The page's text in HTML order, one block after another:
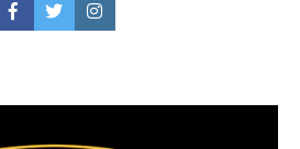
FacebookTwitterInstagram